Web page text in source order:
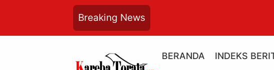
Breaking News
BERANDA INDEKS